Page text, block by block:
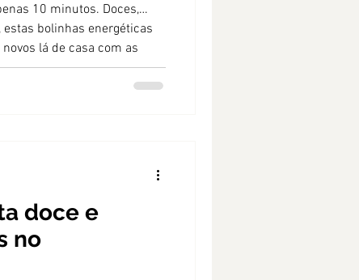
10 minutos. Doces,
bolinhas energéticas
lá de casa com as
doce e
no